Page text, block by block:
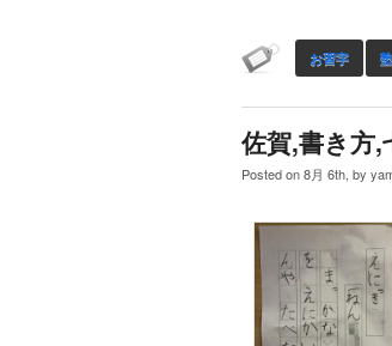
お習字 塾
佐賀,書き方,
Posted on 8月 6th, by